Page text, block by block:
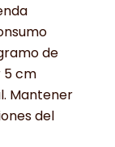
de
5 cm
Mantener
del